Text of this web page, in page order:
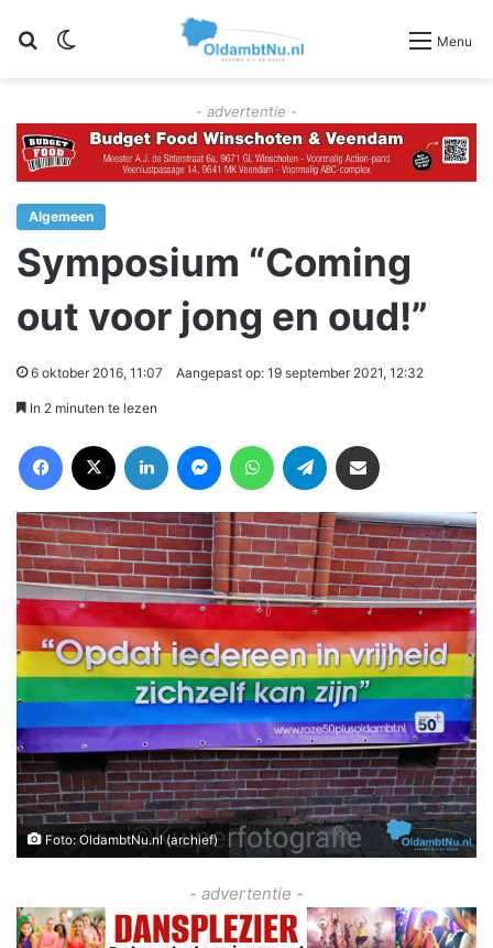
Zoeken Menu
- advertentie -
Algemeen
Symposium “Coming
out voor jong en oud!”
6 oktober 2016, 11:07 Aangepast op: 19 september 2021, 12:32
In 2 minuten te lezen
Foto: OldambtNu.nl (archief)
- advertentie -